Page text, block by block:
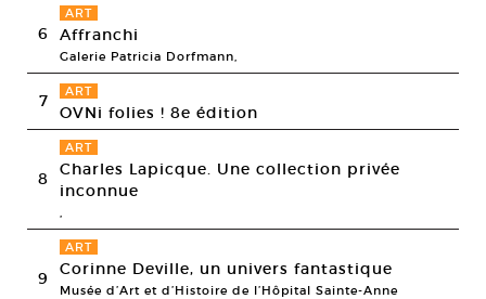
6
ART
Affranchi
Galerie Patricia Dorfmann,
7 ART
OVNi folies ! 8e édition
8
ART
Charles Lapicque. Une collection privée
inconnue
,
9
ART
Corinne Deville, un univers fantastique
Musée d’Art et d’Histoire de l’Hôpital Sainte-Anne